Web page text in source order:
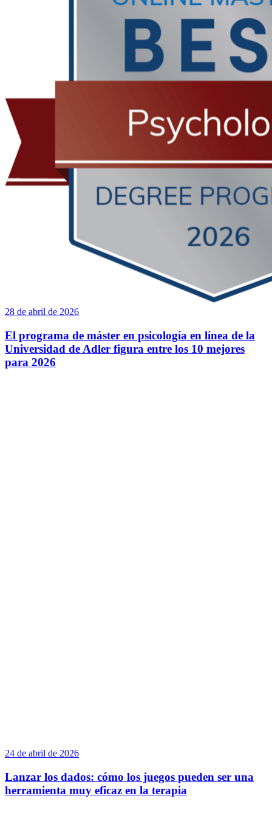
28 de abril de 2026
El programa de máster en psicología en línea de la
Universidad de Adler figura entre los 10 mejores
para 2026
24 de abril de 2026
Lanzar los dados: cómo los juegos pueden ser una
herramienta muy eficaz en la terapia